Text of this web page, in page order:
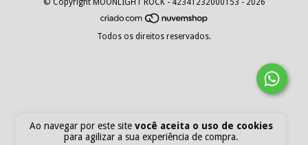
Ao navegar por este site você aceita o uso de cookies
para agilizar a sua experiência de compra.
Todos os direitos reservados.